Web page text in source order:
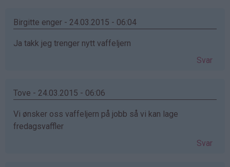
Birgitte enger - 24.03.2015 - 06:04
Ja takk jeg trenger nytt vaffeljern
Svar
Tove - 24.03.2015 - 06:06
Vi ønsker oss vaffeljern på jobb så vi kan lage
fredagsvaffler
Svar